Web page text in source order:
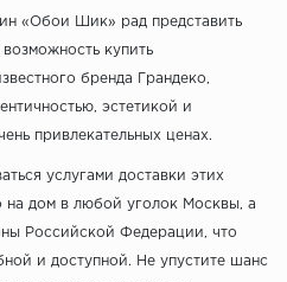
«Обои Шик» рад представить
купить
бренда Грандеко,
эстетикой и
привлекательных ценах.
услугами доставки этих
на дом в любой уголок Москвы, а
Российской Федерации, что
и доступной. Не упустите шанс